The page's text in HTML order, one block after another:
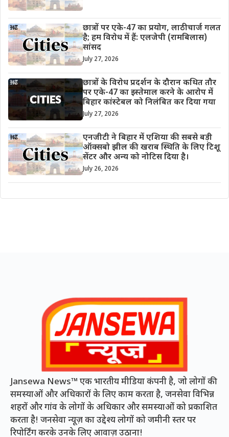
छात्रों पर एके-47 का प्रयोग, लाठीचार्ज गलत
है; हम विरोध में हैं: एलजेपी (रामबिलास)
सांसद
July 27, 2026
छात्रों के विरोध प्रदर्शन के दौरान कथित तौर
पर एके-47 का इस्तेमाल करने के आरोप में
बिहार कांस्टेबल को निलंबित कर दिया गया
July 27, 2026
एनजीटी ने बिहार में एशिया की सबसे बड़ी
ऑक्सबो झील की खराब स्थिति के लिए टिशू
सेंटर और अन्य को नोटिस दिया है।
July 26, 2026
Jansewa News™ एक भारतीय मीडिया कंपनी है, जो लोगों की
समस्याओं और अधिकारों के लिए काम करता है, जनसेवा विभिन्न
शहरों और गांव के लोगों के अधिकार और समस्याओं को प्रकाशित
करता है! जनसेवा न्यूज़ का उद्देश्य लोगों को जमीनी स्तर पर
रिपोर्टिंग करके उनके लिए आवाज़ उठाना!